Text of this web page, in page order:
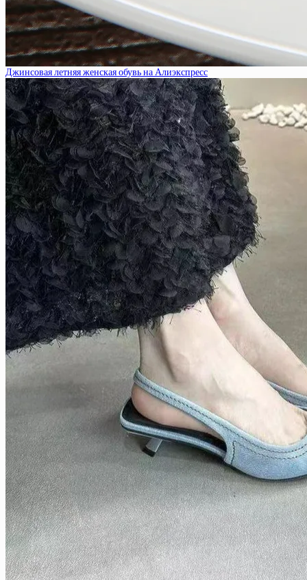
Джинсовая летняя женская обувь на Алиэкспресс